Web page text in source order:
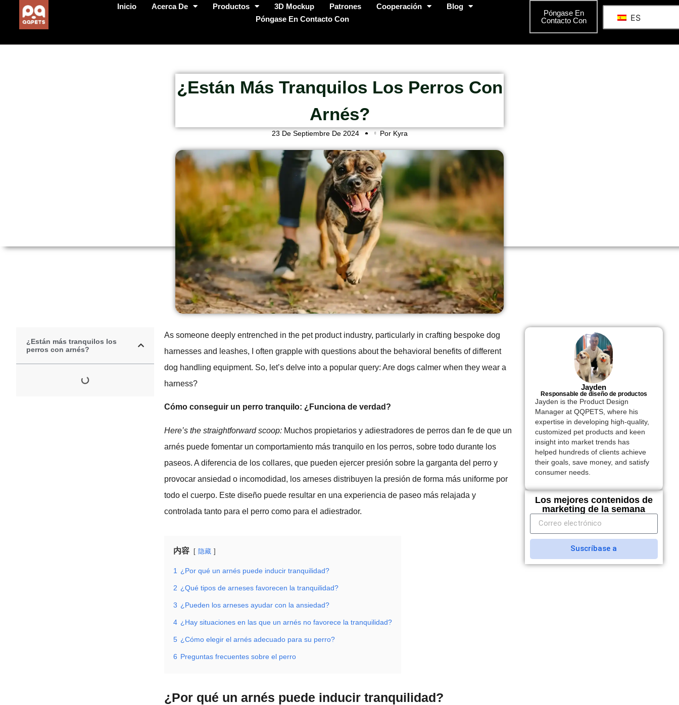
Inicio Acerca De Productos 3D Mockup Patrones Cooperación
Blog
Póngase En Contacto Con
Póngase En
Contacto Con
ES
¿Están Más Tranquilos Los Perros Con
Arnés?
23 De Septiembre De 2024 Por Kyra
¿Están más tranquilos los
perros con arnés?
As someone deeply entrenched in the pet product industry, particularly in crafting bespoke dog
harnesses and leashes, I often grapple with questions about the behavioral benefits of different
dog handling equipment. So, let’s delve into a popular query: Are dogs calmer when they wear a
harness?
Cómo conseguir un perro tranquilo: ¿Funciona de verdad?
Here’s the straightforward scoop: Muchos propietarios y adiestradores de perros dan fe de que un
arnés puede fomentar un comportamiento más tranquilo en los perros, sobre todo durante los
paseos. A diferencia de los collares, que pueden ejercer presión sobre la garganta del perro y
provocar ansiedad o incomodidad, los arneses distribuyen la presión de forma más uniforme por
todo el cuerpo. Este diseño puede resultar en una experiencia de paseo más relajada y
controlada tanto para el perro como para el adiestrador.
内容 隐藏
1 ¿Por qué un arnés puede inducir tranquilidad?
2 ¿Qué tipos de arneses favorecen la tranquilidad?
3 ¿Pueden los arneses ayudar con la ansiedad?
4 ¿Hay situaciones en las que un arnés no favorece la tranquilidad?
5 ¿Cómo elegir el arnés adecuado para su perro?
6 Preguntas frecuentes sobre el perro
¿Por qué un arnés puede inducir tranquilidad?
Jayden
Responsable de diseño de productos
Jayden is the Product Design
Manager at QQPETS, where his
expertise in developing high-quality,
customized pet products and keen
insight into market trends has
helped hundreds of clients achieve
their goals, save money, and satisfy
consumer needs.
Los mejores contenidos de
marketing de la semana
Suscríbase a